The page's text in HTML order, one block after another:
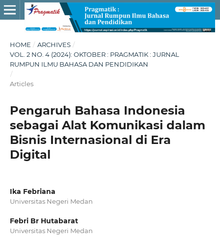
HOME / ARCHIVES /
VOL. 2 NO. 4 (2024): OKTOBER : PRAGMATIK : JURNAL
RUMPUN ILMU BAHASA DAN PENDIDIKAN
/
Articles
Pengaruh Bahasa Indonesia
sebagai Alat Komunikasi dalam
Bisnis Internasional di Era
Digital
Ika Febriana
Universitas Negeri Medan
Febri Br Hutabarat
Universitas Negeri Medan